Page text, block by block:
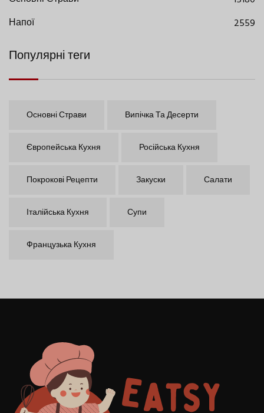
Напої
2559
Популярні теги
Основні Страви Випічка Та Десерти
Європейська Кухня Російська Кухня
Покрокові Рецепти Закуски Салати
Італійська Кухня Супи
Французька Кухня